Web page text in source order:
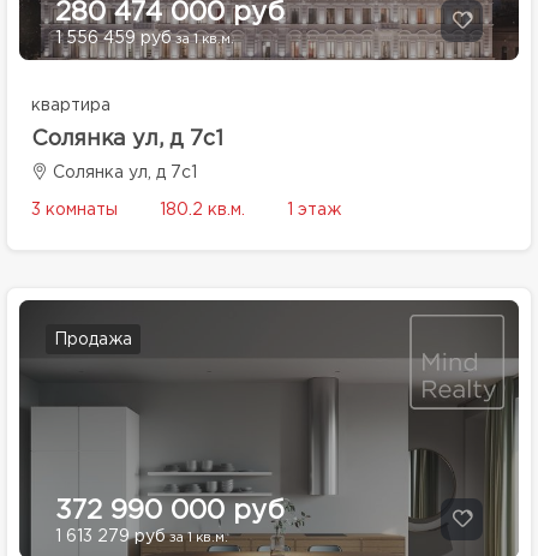
280 474 000 руб
1 556 459 рубза 1 кв.м.
квартира
Солянка ул, д 7с1
Солянка ул, д 7с1
3 комнаты 180.2 кв.м. 1 этаж
Продажа
372 990 000 руб
1 613 279 рубза 1 кв.м.